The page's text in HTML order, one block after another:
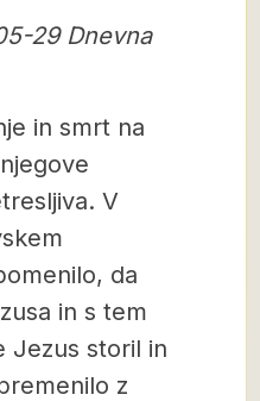
29 Dnevna
in smrt na
V
da
in s tem
Jezus storil in
z